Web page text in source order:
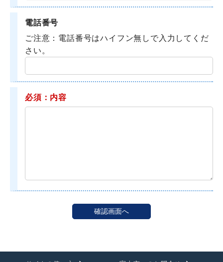
電話番号
ご注意：電話番号はハイフン無しで入力してくだ
さい。
必須：内容